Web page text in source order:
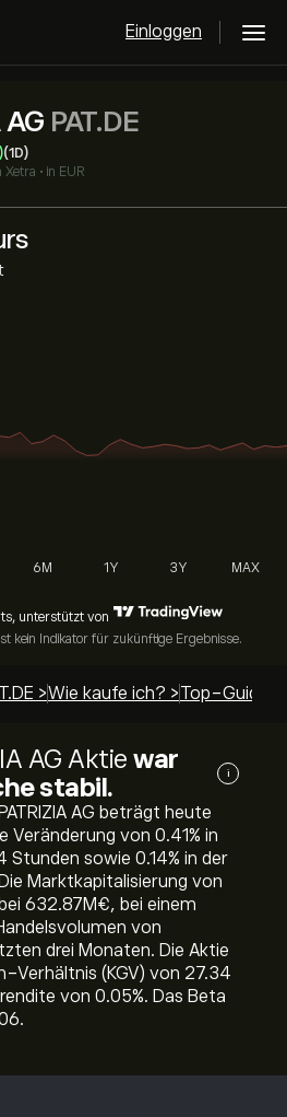
Einloggen
AG PAT.DE
(1D)
Xetra • in EUR
6M 1Y 3Y MAX
unterstützt von
kein Indikator für zukünftige Ergebnisse.
>Wie kaufe ich? >Top-Guides
AG Aktie war
stabil.
i
AG beträgt heute
Veränderung von ‎0.41‎% in
Stunden sowie ‎0.14‎% in der
Marktkapitalisierung von
632.87M‎€‎, bei einem
von
drei Monaten. Die Aktie
Verhältnis (KGV) von 27.34
von 0.05%. Das Beta